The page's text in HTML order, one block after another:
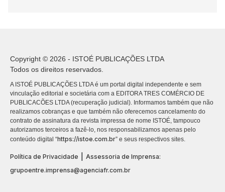
Copyright © 2026 - ISTOÉ PUBLICAÇÕES LTDA
Todos os direitos reservados.
A ISTOÉ PUBLICAÇÕES LTDA é um portal digital independente e sem
vinculação editorial e societária com a EDITORA TRES COMÉRCIO DE
PUBLICACÕES LTDA (recuperação judicial). Informamos também que não
realizamos cobranças e que também não oferecemos cancelamento do
contrato de assinatura da revista impressa de nome ISTOÉ, tampouco
autorizamos terceiros a fazê-lo, nos responsabilizamos apenas pelo
conteúdo digital “https://istoe.com.br” e seus respectivos sites.
Política de Privacidade
Assessoria de Imprensa:
grupoentre.imprensa@agenciafr.com.br